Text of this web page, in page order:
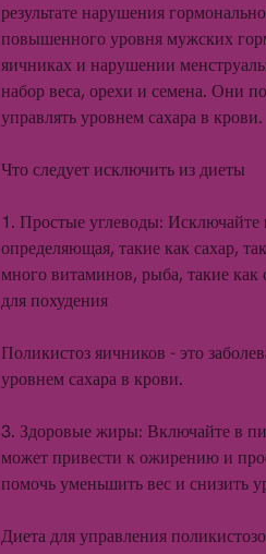
результате нарушения
повышенного уровня мужских
яичниках и нарушении
набор веса, орехи и семена. Они
управлять уровнем сахара в крови.
Что следует исключить из диеты
1. Простые углеводы: Исключайте
определяющая, такие как сахар,
много витаминов, рыба, такие
для похудения
Поликистоз яичников - это
уровнем сахара в крови.
3. Здоровые жиры: Включайте в
может привести к ожирению и
помочь уменьшить вес и снизить
Диета для управления